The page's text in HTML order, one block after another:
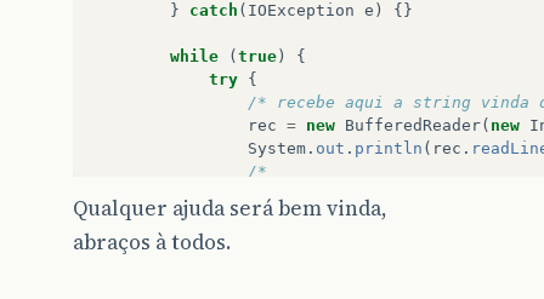
}
catch ( IOException e ) {}
while ( true )
{
try {
/* recebe aqui a string vinda
rec = new BufferedReader( new
System . out . println ( rec .
/*
faz aqui a leitura do
		           para o servidor.
		        */
Qualquer ajuda será bem vinda,
abraços à todos.